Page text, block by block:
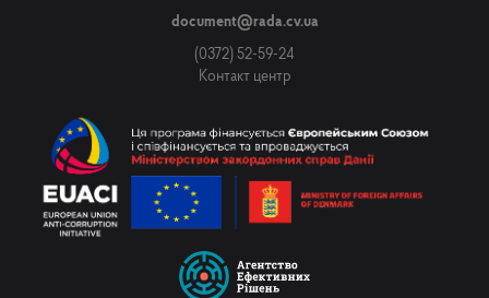
document@rada.cv.ua
(0372) 52-59-24
Контакт центр